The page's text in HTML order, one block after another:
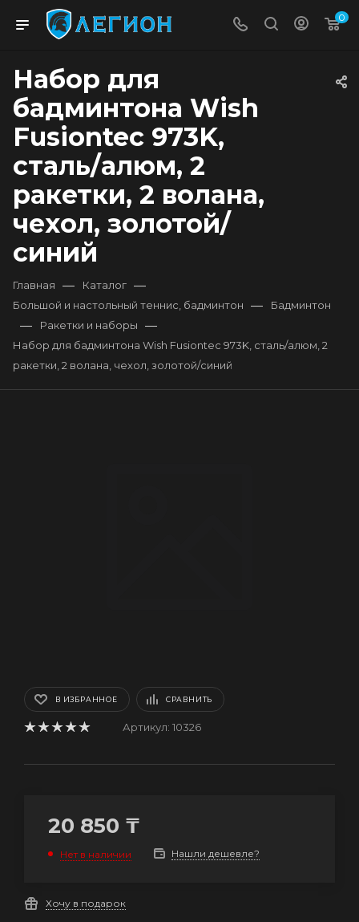
0
Набор для
бадминтона Wish
Fusiontec 973K,
сталь/алюм, 2
ракетки, 2 волана,
чехол, золотой/
синий
Главная — Каталог —
Большой и настольный теннис, бадминтон — Бадминтон
— Ракетки и наборы —
Набор для бадминтона Wish Fusiontec 973K, сталь/алюм, 2
ракетки, 2 волана, чехол, золотой/синий
В ИЗБРАННОЕ СРАВНИТЬ
Артикул: 10326
20 850 ₸
Нет в наличии Нашли дешевле?
Хочу в подарок